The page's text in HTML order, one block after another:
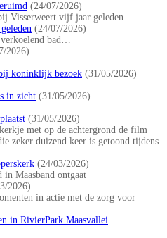
(24/07/2026)
(24/07/2026)
2026)
koninklijk bezoek (31/05/2026)
in zicht (31/05/2026)
(31/05/2026)
(24/03/2026)
2026)
in RivierPark Maasvallei